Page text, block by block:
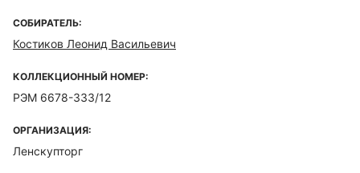
СОБИРАТЕЛЬ:
Костиков Леонид Васильевич
КОЛЛЕКЦИОННЫЙ НОМЕР:
РЭМ 6678-333/12
ОРГАНИЗАЦИЯ:
Ленскупторг